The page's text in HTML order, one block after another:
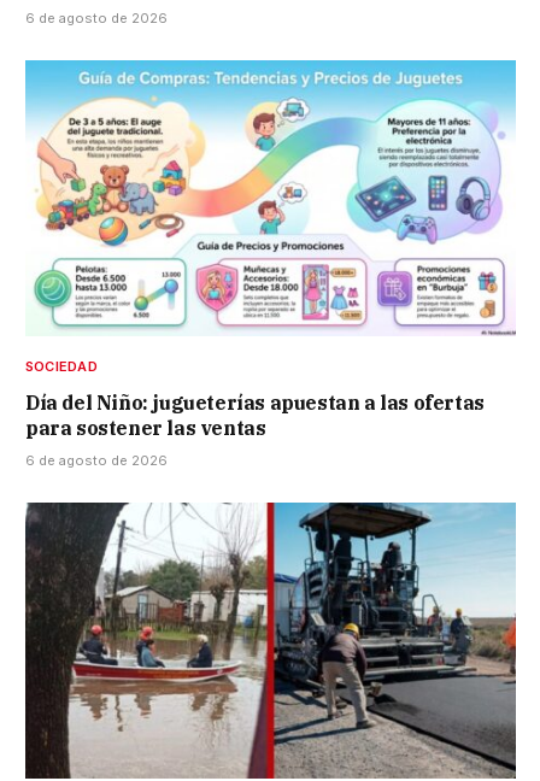
6 de agosto de 2026
SOCIEDAD
Día del Niño: jugueterías apuestan a las ofertas
para sostener las ventas
6 de agosto de 2026